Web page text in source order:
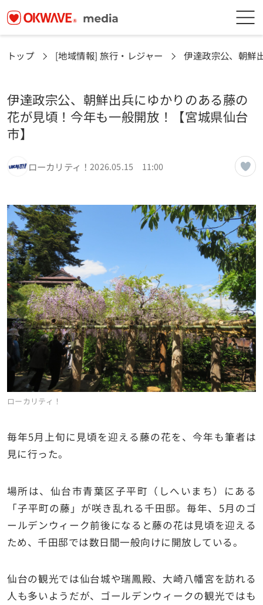
トップ [地域情報] 旅行・レジャー 伊達政宗公、朝鮮
伊達政宗公、朝鮮出兵にゆかりのある藤の
花が見頃！今年も一般開放！【宮城県仙台
市】
ローカリティ！2026.05.15 11:00
ローカリティ！
毎年5月上旬に見頃を迎える藤の花を、今年も筆者は
見に行った。
場所は、仙台市青葉区子平町（しへいまち）にある
「子平町の藤」が咲き乱れる千田邸。毎年、5月のゴ
ールデンウィーク前後になると藤の花は見頃を迎える
ため、千田邸では数日間一般向けに開放している。
仙台の観光では仙台城や瑞鳳殿、大崎八幡宮を訪れる
人も多いようだが、ゴールデンウィークの観光ではも